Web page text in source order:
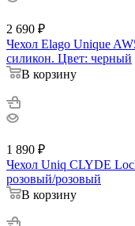
2 690 ₽
Чехол Elago Unique
силикон. Цвет: черный
В корзину
1 890 ₽
Чехол Uniq CLYDE
розовый/розовый
В корзину